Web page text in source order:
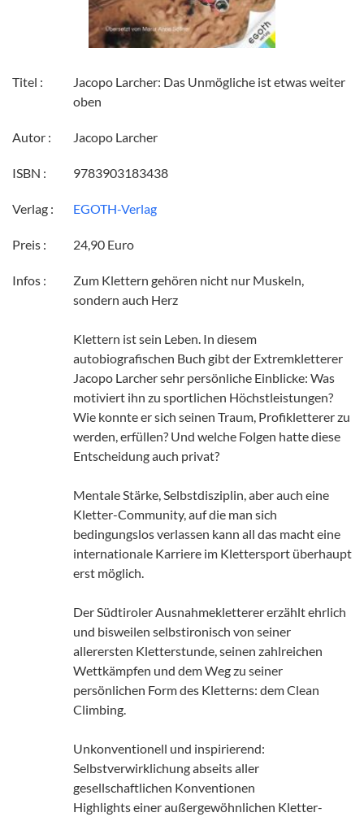
Titel :
Jacopo Larcher: Das Unmögliche ist etwas weiter
oben
Autor : Jacopo Larcher
ISBN : 9783903183438
Verlag : EGOTH-Verlag
Preis : 24,90 Euro
Infos :
Zum Klettern gehören nicht nur Muskeln,
sondern auch Herz
Klettern ist sein Leben. In diesem
autobiografischen Buch gibt der Extremkletterer
Jacopo Larcher sehr persönliche Einblicke: Was
motiviert ihn zu sportlichen Höchstleistungen?
Wie konnte er sich seinen Traum, Profikletterer zu
werden, erfüllen? Und welche Folgen hatte diese
Entscheidung auch privat?
Mentale Stärke, Selbstdisziplin, aber auch eine
Kletter-Community, auf die man sich
bedingungslos verlassen kann all das macht eine
internationale Karriere im Klettersport überhaupt
erst möglich.
Der Südtiroler Ausnahmekletterer erzählt ehrlich
und bisweilen selbstironisch von seiner
allerersten Kletterstunde, seinen zahlreichen
Wettkämpfen und dem Weg zu seiner
persönlichen Form des Kletterns: dem Clean
Climbing.
Unkonventionell und inspirierend:
Selbstverwirklichung abseits aller
gesellschaftlichen Konventionen
Highlights einer außergewöhnlichen Kletter-